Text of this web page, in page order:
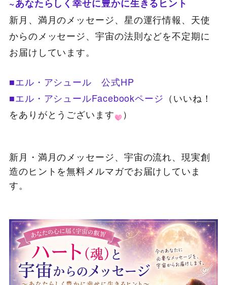
~あなたらしく幸せに豊かに生きるヒント
新月、満月のメッセージ、星の運行情報、天使
からのメッセージ、宇宙の法則などを不定期に
お届けしています。
■エル・アシュール 公式HP
■エル・アシュールFacebookページ （いいね！
をありがとうございます
）
新月・満月のメッセージ、宇宙の流れ、現実創
造のヒントを無料メルマガでお届けしていま
す。